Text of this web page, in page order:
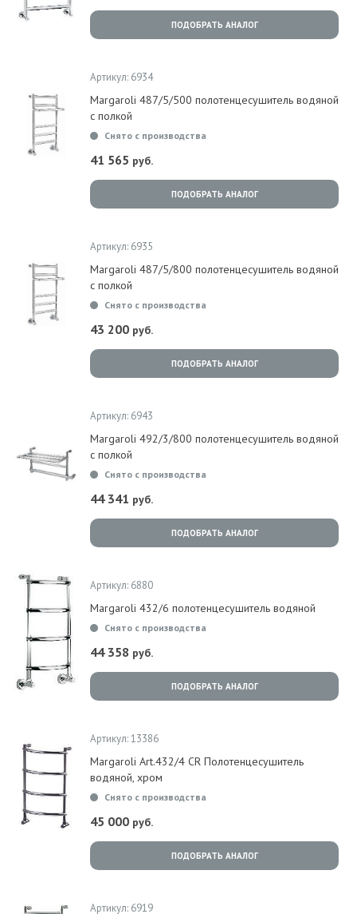
ПОДОБРАТЬ АНАЛОГ
Артикул: 6934
Margaroli 487/5/500 полотенцесушитель водяной
с полкой
Снято с производства
41 565 руб.
ПОДОБРАТЬ АНАЛОГ
Артикул: 6935
Margaroli 487/5/800 полотенцесушитель водяной
с полкой
Снято с производства
43 200 руб.
ПОДОБРАТЬ АНАЛОГ
Артикул: 6943
Margaroli 492/3/800 полотенцесушитель водяной
с полкой
Снято с производства
44 341 руб.
ПОДОБРАТЬ АНАЛОГ
Артикул: 6880
Margaroli 432/6 полотенцесушитель водяной
Снято с производства
44 358 руб.
ПОДОБРАТЬ АНАЛОГ
Артикул: 13386
Margaroli Art.432/4 CR Полотенцесушитель
водяной, хром
Снято с производства
45 000 руб.
ПОДОБРАТЬ АНАЛОГ
Артикул: 6919